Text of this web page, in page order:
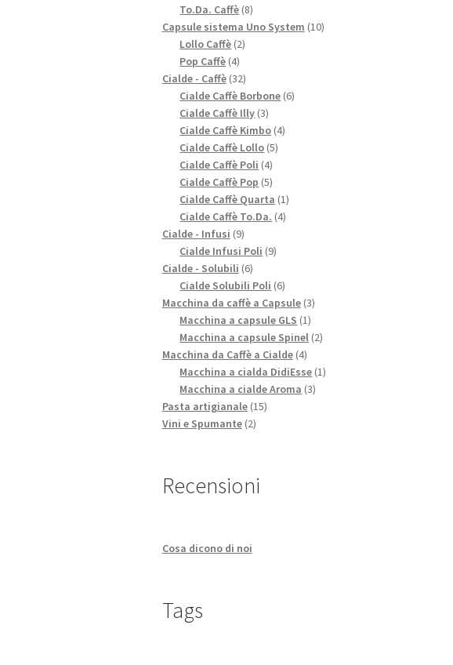
prodotti
To.Da. Caffè 88
prodotti
Capsule sistema Uno System 1010
Lollo Caffè 22
Pop Caffè 44
prodotti
Cialde - Caffè 3232
prodotti
Cialde Caffè Borbone 66
Cialde Caffè Illy 33
prodotti
Cialde Caffè Kimbo 44
Cialde Caffè Lollo 55
Cialde Caffè Poli 44
prodotti
Cialde Caffè Pop 55
prodotti
Cialde Caffè Quarta 11
Cialde Caffè To.Da. 44
Cialde - Infusi 99
prodotti
Cialde Infusi Poli 99
Cialde - Solubili 66
prodotti
Cialde Solubili Poli 66
prodotti
Macchina da caffè a Capsule 33
Macchina a capsule GLS 11
prodotto
Macchina a capsule Spinel 22
Macchina da Caffè a Cialde 44
prodotti
Macchina a cialda DidiEsse 11
Macchina a cialde Aroma 33
Pasta artigianale 1515
Vini e Spumante 22
Recensioni
Cosa dicono di noi
Tags